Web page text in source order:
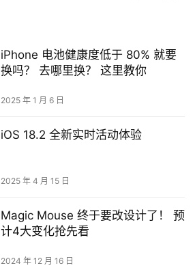
iPhone 电池健康度低于 80% 就要
换吗？ 去哪里换？ 这里教你
2025 年 1 月 6 日
iOS 18.2 全新实时活动体验
2025 年 4 月 15 日
Magic Mouse 终于要改设计了！ 预
计4大变化抢先看
2024 年 12 月 16 日